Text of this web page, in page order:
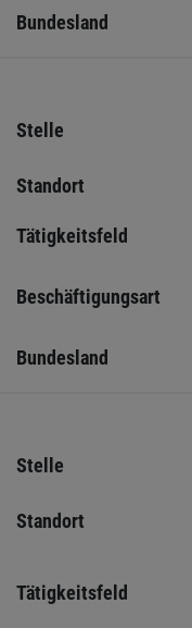
Bundesland
Stelle
Standort
Tätigkeitsfeld
Beschäftigungsart
Bundesland
Stelle
Standort
Tätigkeitsfeld